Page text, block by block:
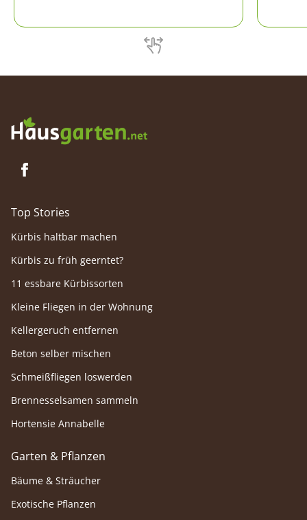
Top Stories
Kürbis haltbar machen
Kürbis zu früh geerntet?
11 essbare Kürbissorten
Kleine Fliegen in der Wohnung
Kellergeruch entfernen
Beton selber mischen
Schmeißfliegen loswerden
Brennesselsamen sammeln
Hortensie Annabelle
Garten & Pflanzen
Bäume & Sträucher
Exotische Pflanzen